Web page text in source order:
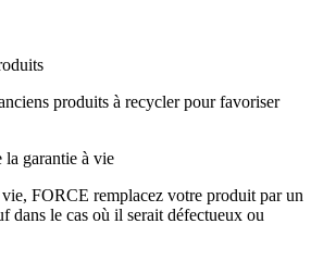
produits à recycler pour favoriser
garantie à vie
FORCE remplacez votre produit par un
dans le cas où il serait défectueux ou